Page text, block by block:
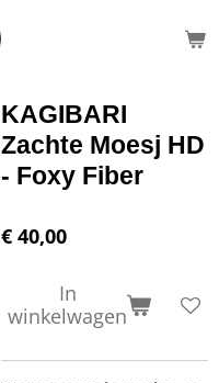
KAGIBARI
Zachte Moesj HD
- Foxy Fiber
€ 40,00
In
winkelwagen